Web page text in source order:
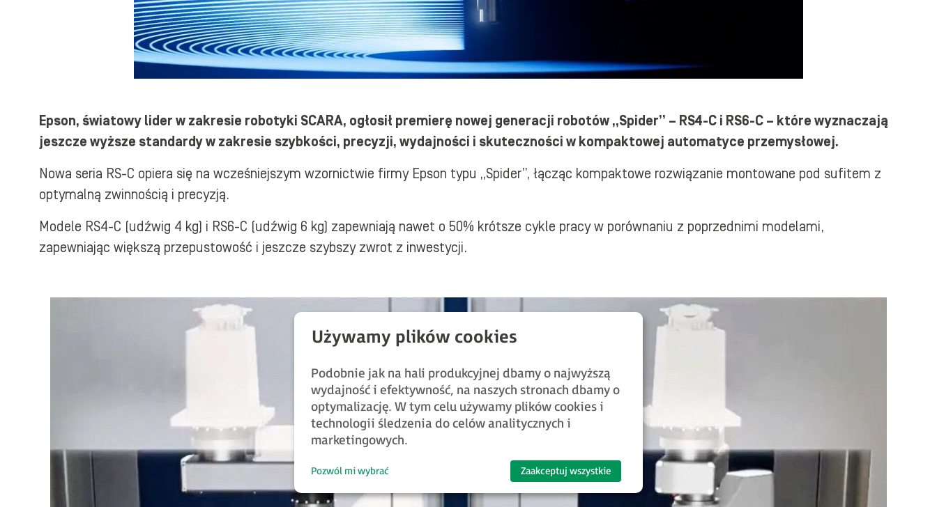
Epson, światowy lider w zakresie robotyki SCARA, ogłosił premierę nowej generacji robotów „Spider” – RS4-C i RS6-C – które wyznaczają
jeszcze wyższe standardy w zakresie szybkości, precyzji, wydajności i skuteczności w kompaktowej automatyce przemysłowej.
Nowa seria RS-C opiera się na wcześniejszym wzornictwie firmy Epson typu „Spider”, łącząc kompaktowe rozwiązanie montowane pod sufitem z
optymalną zwinnością i precyzją.
Modele RS4-C (udźwig 4 kg) i RS6-C (udźwig 6 kg) zapewniają nawet o 50% krótsze cykle pracy w porównaniu z poprzednimi modelami,
zapewniając większą przepustowość i jeszcze szybszy zwrot z inwestycji.
Podobnie jak na hali produkcyjnej dbamy o najwyższą
wydajność i efektywność, na naszych stronach dbamy o
optymalizację. W tym celu używamy plików cookies i
technologii śledzenia do celów analitycznych i
marketingowych.
Pozwól mi wybrać Zaakceptuj wszystkie